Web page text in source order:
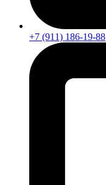
+7 (911) 186-19-88